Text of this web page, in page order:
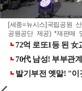
[세종=뉴시스]국립공원
공원공단 제공) *재판매